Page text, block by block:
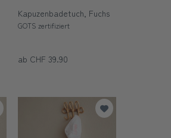
Kapuzenbadetuch, Fuchs
GOTS zertifiziert
ab CHF 39.90